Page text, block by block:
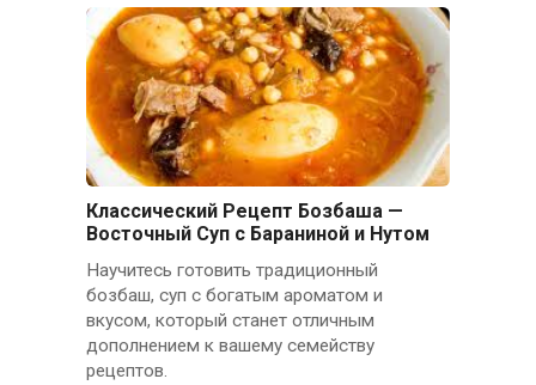
Классический Рецепт Бозбаша —
Восточный Суп с Бараниной и Нутом
Научитесь готовить традиционный
бозбаш, суп с богатым ароматом и
вкусом, который станет отличным
дополнением к вашему семейству
рецептов.